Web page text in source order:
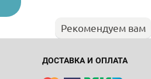
Рекомендуем вам
ДОСТАВКА И ОПЛАТА